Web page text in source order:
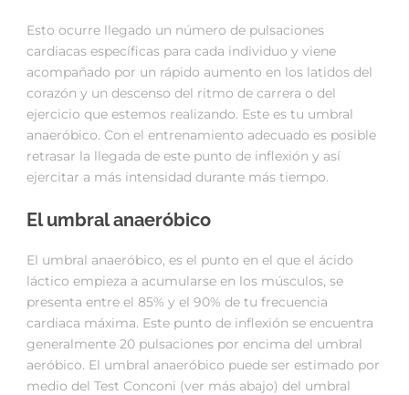
Esto ocurre llegado un número de pulsaciones
cardiacas específicas para cada individuo y viene
acompañado por un rápido aumento en los latidos del
corazón y un descenso del ritmo de carrera o del
ejercicio que estemos realizando. Este es tu umbral
anaeróbico. Con el entrenamiento adecuado es posible
retrasar la llegada de este punto de inflexión y así
ejercitar a más intensidad durante más tiempo.
El umbral anaeróbico
El umbral anaeróbico, es el punto en el que el ácido
láctico empieza a acumularse en los músculos, se
presenta entre el 85% y el 90% de tu frecuencia
cardiaca máxima. Este punto de inflexión se encuentra
generalmente 20 pulsaciones por encima del umbral
aeróbico. El umbral anaeróbico puede ser estimado por
medio del Test Conconi (ver más abajo) del umbral